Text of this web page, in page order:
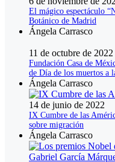
El mágico espectáculo
Botánico de Madrid
Ángela Carrasco
11 de octubre de 2022
Fundación Casa de
de Día de los muertos a
Ángela Carrasco
14 de junio de 2022
IX Cumbre de las
sobre migración
Ángela Carrasco